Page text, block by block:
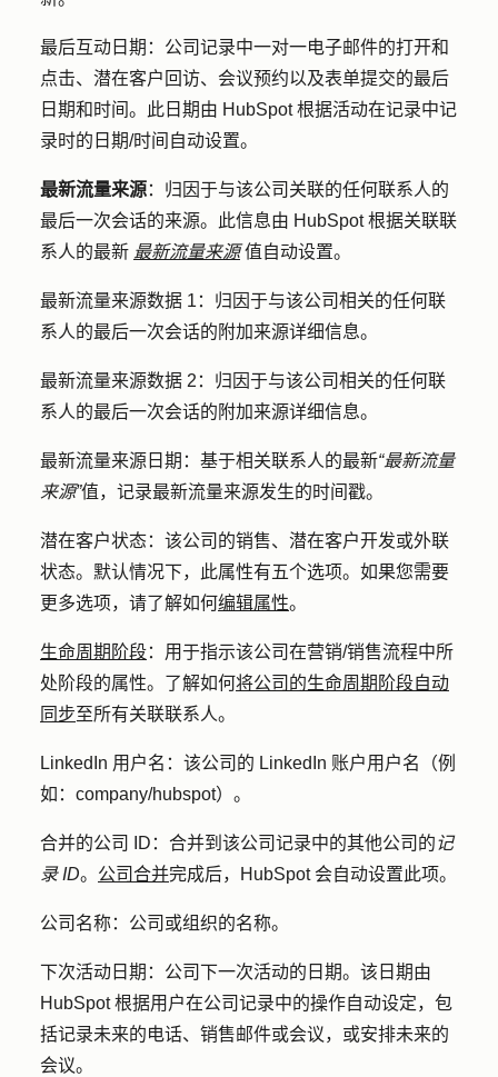
最后互动日期： 公司记录中一对一电子邮件的打开和
点击、潜在客户回访、会议预约以及表单提交的最后
日期和时间。此日期由 HubSpot 根据活动在记录中记
录时的日期/时间自动设置。
最新流量来源：归因于与该公司关联的任何联系人的
最后一次会话的来源。此信息由 HubSpot 根据关联联
系人的最新 最新流量来源值自动设置。
最新流量来源数据 1 ：归因于与该公司相关的任何联
系人的最后一次会话的附加来源详细信息。
最新流量来源数据 2 ：归因于与该公司相关的任何联
系人的最后一次会话的附加来源详细信息。
最新流量来源日期 ：基于相关联系人的最新“最新流量
来源”值，记录最新流量来源发生的时间戳。
潜在客户状态： 该公司的销售、潜在客户开发或外联
状态。默认情况下，此属性有五个选项。如果您需要
更多选项，请了解如何编辑属性。
生命周期阶段： 用于指示该公司在营销/销售流程中所
处阶段的属性。了解如何将公司的生命周期阶段自动
同步至所有关联联系人。
LinkedIn 用户名 ：该公司的 LinkedIn 账户用户名（例
如：company/hubspot）。
合并的公司 ID ：合并到该公司记录中的其他公司的记
录 ID。 公司合并完成后，HubSpot 会自动设置此项。
公司名称： 公司或组织的名称。
下次活动日期： 公司下一次活动的日期。该日期由
HubSpot 根据用户在公司记录中的操作自动设定，包
括记录未来的电话、销售邮件或会议，或安排未来的
会议。